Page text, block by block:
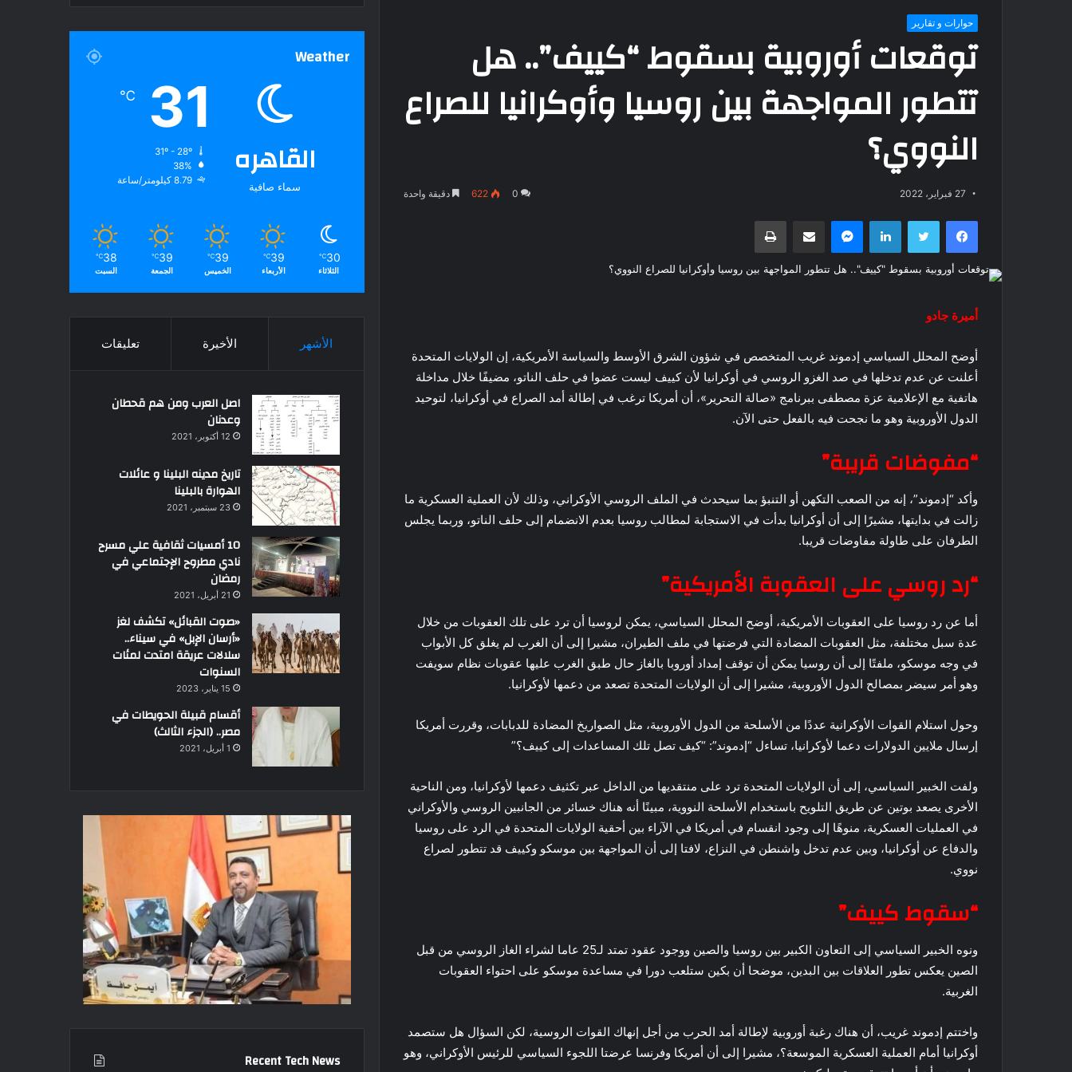
حوارات و تقارير
توقعات أوروبية بسقوط “كييف”.. هل
تتطور المواجهة بين روسيا وأوكرانيا للصراع
النووي؟
27 فبراير، 2022 0
622 دقيقة واحدة
فيسبوك تويتر لينكدإن ماسنجر مشاركة عبر البريد طباعة
أميرة جادو
أوضح المحلل السياسي إدموند غريب المتخصص في شؤون الشرق الأوسط والسياسة الأمريكية، إن الولايات المتحدة
أعلنت عن عدم تدخلها في صد الغزو الروسي في أوكرانيا لأن كييف ليست عضوا في حلف الناتو، مضيفًا خلال مداخلة
هاتفية مع الإعلامية عزة مصطفى ببرنامج «صالة التحرير»، أن أمريكا ترغب في إطالة أمد الصراع في أوكرانيا، لتوحيد
الدول الأوروبية وهو ما نجحت فيه بالفعل حتى الآن.
“مفوضات قريبة”
وأكد “إدموند”، إنه من الصعب التكهن أو التنبؤ بما سيحدث في الملف الروسي الأوكراني، وذلك لأن العملية العسكرية ما
زالت في بدايتها، مشيرًا إلى أن أوكرانيا بدأت في الاستجابة لمطالب روسيا بعدم الانضمام إلى حلف الناتو، وربما يجلس
الطرفان على طاولة مفاوضات قريبا.
“رد روسي على العقوبة الأمريكية”
أما عن رد روسيا على العقوبات الأمريكية، أوضح المحلل السياسي، يمكن لروسيا أن ترد على تلك العقوبات من خلال
عدة سبل مختلفة، مثل العقوبات المضادة التي فرضتها في ملف الطيران، مشيرا إلى أن الغرب لم يغلق كل الأبواب
في وجه موسكو، ملفتًا إلى أن روسيا يمكن أن توقف إمداد أوروبا بالغاز حال طبق الغرب عليها عقوبات نظام سويفت
وهو أمر سيضر بمصالح الدول الأوروبية، مشيرا إلى أن الولايات المتحدة تصعد من دعمها لأوكرانيا.
وحول استلام القوات الأوكرانية عددًا من الأسلحة من الدول الأوروبية، مثل الصواريخ المضادة للدبابات، وقررت أمريكا
إرسال ملايين الدولارات دعما لأوكرانيا، تساءل “إدموند”: “كيف تصل تلك المساعدات إلى كييف؟”
ولفت الخبير السياسي، إلى أن الولايات المتحدة ترد على منتقديها من الداخل عبر تكثيف دعمها لأوكرانيا، ومن الناحية
الأخرى يصعد بوتين عن طريق التلويح باستخدام الأسلحة النووية، مبينًا أنه هناك خسائر من الجانبين الروسي والأوكراني
في العمليات العسكرية، منوهًا إلى وجود انقسام في أمريكا في الآراء بين أحقية الولايات المتحدة في الرد على روسيا
والدفاع عن أوكرانيا، وبين عدم تدخل واشنطن في النزاع، لافتا إلى أن المواجهة بين موسكو وكييف قد تتطور لصراع
نووي.
“سقوط كييف”
ونوه الخبير السياسي إلى التعاون الكبير بين روسيا والصين ووجود عقود تمتد لـ25 عاما لشراء الغاز الروسي من قبل
الصين يعكس تطور العلاقات بين البدين، موضحا أن بكين ستلعب دورا في مساعدة موسكو على احتواء العقوبات
الغربية.
واختتم إدموند غريب، أن هناك رغبة أوروبية لإطالة أمد الحرب من أجل إنهاك القوات الروسية، لكن السؤال هل ستصمد
أوكرانيا أمام العملية العسكرية الموسعة؟، مشيرا إلى أن أمريكا وفرنسا عرضتا اللجوء السياسي للرئيس الأوكراني، وهو
Weather
القاهره
سماء صافية
31
℃
38%
8.79 كيلومتر/ساعة
30
℃
الثلاثاء
39
℃
الأربعاء
39
℃
الخميس
39
℃
الجمعة
38
℃
السبت
الأشهر الأخيرة تعليقات
اصل العرب ومن هم قحطان
وعدنان
12 أكتوبر، 2021
تاريخ مدينه البلينا و عائلات
الهوارة بالبلينا
23 سبتمبر، 2021
10 أمسيات ثقافية علي مسرح
نادي مطروح الإجتماعي في
رمضان
21 أبريل، 2021
«صوت القبائل» تكشف لغز
«أرسان الإبل» في سيناء..
سلالات عريقة امتدت لمئات
السنوات
15 يناير، 2023
أقسام قبيلة الحويطات في
مصر.. (الجزء الثالث)
1 أبريل، 2021
Recent Tech News